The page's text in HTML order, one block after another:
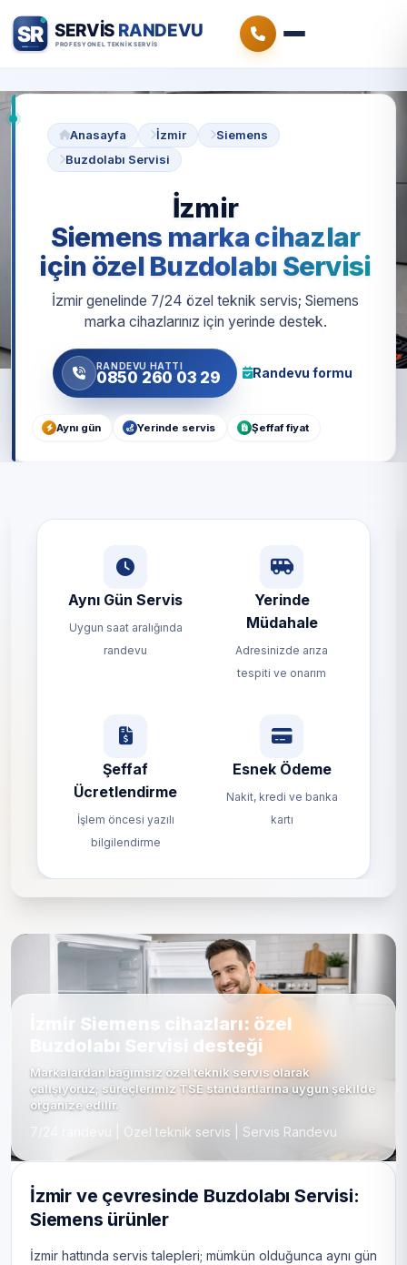
Anasayfa İzmir
Siemens
Buzdolabı Servisi
İzmir
Siemens marka cihazlar
için özel Buzdolabı Servisi
İzmir genelinde 7/24 özel teknik servis; Siemens
marka cihazlarınız için yerinde destek.
RANDEVU HATTI
0850 260 03 29 Randevu formu
Aynı gün Yerinde servis Şeffaf fiyat
Aynı Gün Servis
Uygun saat aralığında
randevu
Yerinde
Müdahale
Adresinizde arıza
tespiti ve onarım
Şeffaf
Ücretlendirme
İşlem öncesi yazılı
bilgilendirme
Esnek Ödeme
Nakit, kredi ve banka
kartı
İzmir Siemens cihazları: özel
Buzdolabı Servisi desteği
Markalardan bağımsız özel teknik servis olarak
çalışıyoruz; süreçlerimiz TSE standartlarına uygun şekilde
organize edilir.
7/24 randevu | Özel teknik servis | Servis Randevu
İzmir ve çevresinde Buzdolabı Servisi:
Siemens ürünler
İzmir hattında servis talepleri; mümkün olduğunca aynı gün